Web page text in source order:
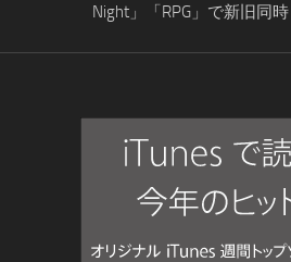
Night」「RPG」で新旧同